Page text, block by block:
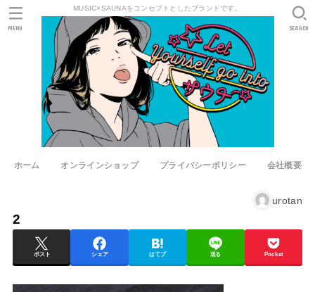
MUSIC×SAUNAをコンセプトとしたブランドです。
ホーム オンラインショップ プライバシーポリシー 会社概要
SEARCH
MENU
urotan
2
ポスト シェア はてブ 送る Pocket